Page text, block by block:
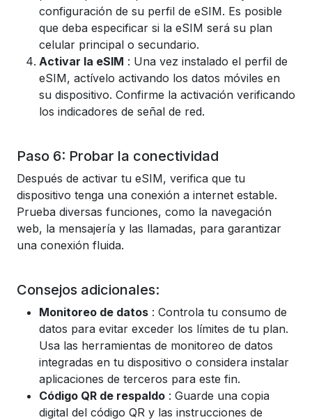
configuración de su perfil de eSIM. Es posible
que deba especificar si la eSIM será su plan
celular principal o secundario.
Activar la eSIM : Una vez instalado el perfil de
eSIM, actívelo activando los datos móviles en
su dispositivo. Confirme la activación verificando
los indicadores de señal de red.
Paso 6: Probar la conectividad
Después de activar tu eSIM, verifica que tu
dispositivo tenga una conexión a internet estable.
Prueba diversas funciones, como la navegación
web, la mensajería y las llamadas, para garantizar
una conexión fluida.
Consejos adicionales:
Monitoreo de datos : Controla tu consumo de
datos para evitar exceder los límites de tu plan.
Usa las herramientas de monitoreo de datos
integradas en tu dispositivo o considera instalar
aplicaciones de terceros para este fin.
Código QR de respaldo : Guarde una copia
digital del código QR y las instrucciones de